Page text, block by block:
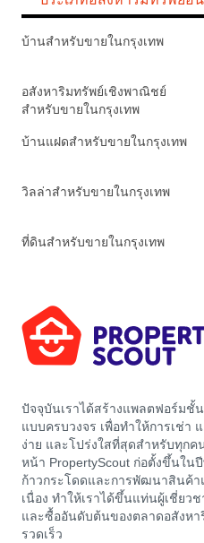
บ้านสำหรับขายในกรุงเทพ
อสังหาริมทรัพย์เชิงพาณิชย์
สำหรับขายในกรุงเทพ
บ้านแฝดสำหรับขายในกรุงเทพ
วิลล่าสำหรับขายในกรุงเทพ
ที่ดินสำหรับขายในกรุงเทพ
ปัจจุบันเราได้สร้างแพลตฟอร์มชั้
แบบครบวงจร เพื่อทำให้การเช่า
ง่าย และโปร่งใสที่สุดสำหรับทุกค
หน้า PropertyScout ก่อตั้งขึ้นใน
ก้าวกระโดดและการพัฒนาสินค้
เนื่อง ทำให้เราได้ขึ้นแท่นผู้เชี่ยว
และซื้ออันดับต้นของตลาดอสังหา
รวดเร็ว